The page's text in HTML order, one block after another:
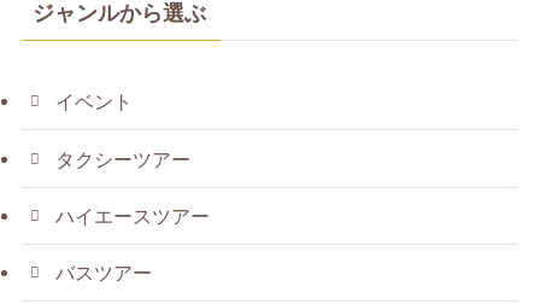
ジャンルから選ぶ
イベント
タクシーツアー
ハイエースツアー
バスツアー